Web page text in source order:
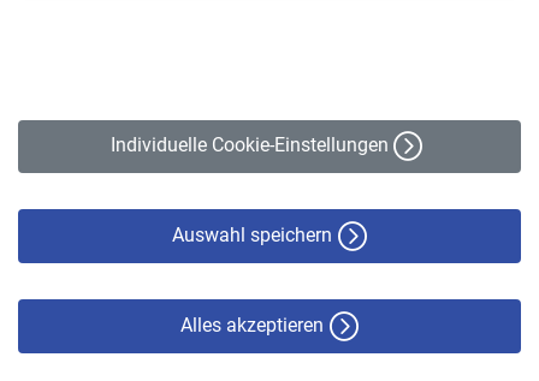
Individuelle Cookie-Einstellungen
Auswahl speichern
Alles akzeptieren
Erklärung zur Barrierefreiheit
© VBL 2026